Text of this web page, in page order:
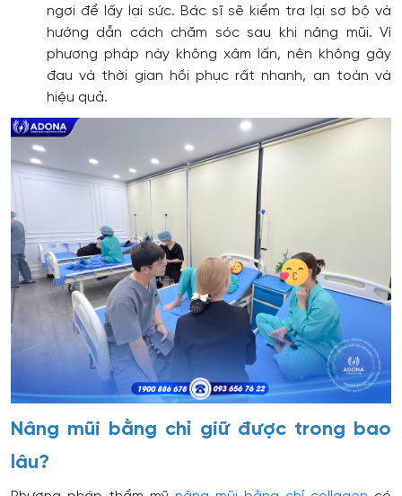
ngơi để lấy lại sức. Bác sĩ sẽ kiểm tra lại sơ bộ và
hướng dẫn cách chăm sóc sau khi nâng mũi. Vì
phương pháp này không xâm lấn, nên không gây
đau và thời gian hồi phục rất nhanh, an toàn và
hiệu quả.
Nâng mũi bằng chỉ giữ được trong bao
lâu?